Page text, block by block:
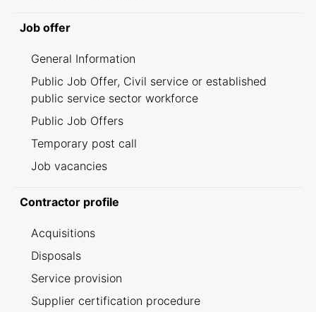
Job offer
General Information
Public Job Offer, Civil service or established
public service sector workforce
Public Job Offers
Temporary post call
Job vacancies
Contractor profile
Acquisitions
Disposals
Service provision
Supplier certification procedure